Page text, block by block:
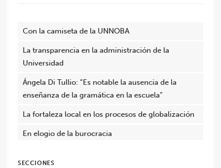
Con la camiseta de la UNNOBA
La transparencia en la administración de la
Universidad
Ángela Di Tullio: “Es notable la ausencia de la
enseñanza de la gramática en la escuela”
La fortaleza local en los procesos de globalización
En elogio de la burocracia
SECCIONES